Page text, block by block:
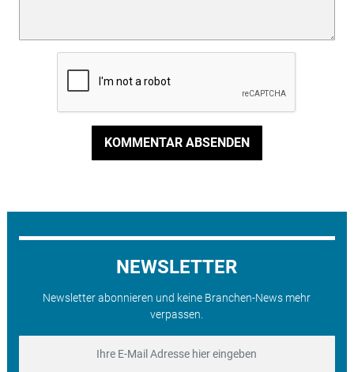
KOMMENTAR ABSENDEN
NEWSLETTER
Newsletter abonnieren und keine Branchen-News mehr
verpassen.